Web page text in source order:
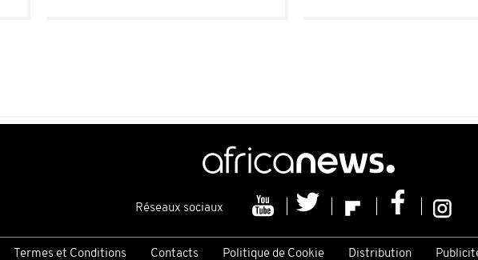
Réseaux sociaux
Termes et Conditions Contacts Politique de Cookie Distribution